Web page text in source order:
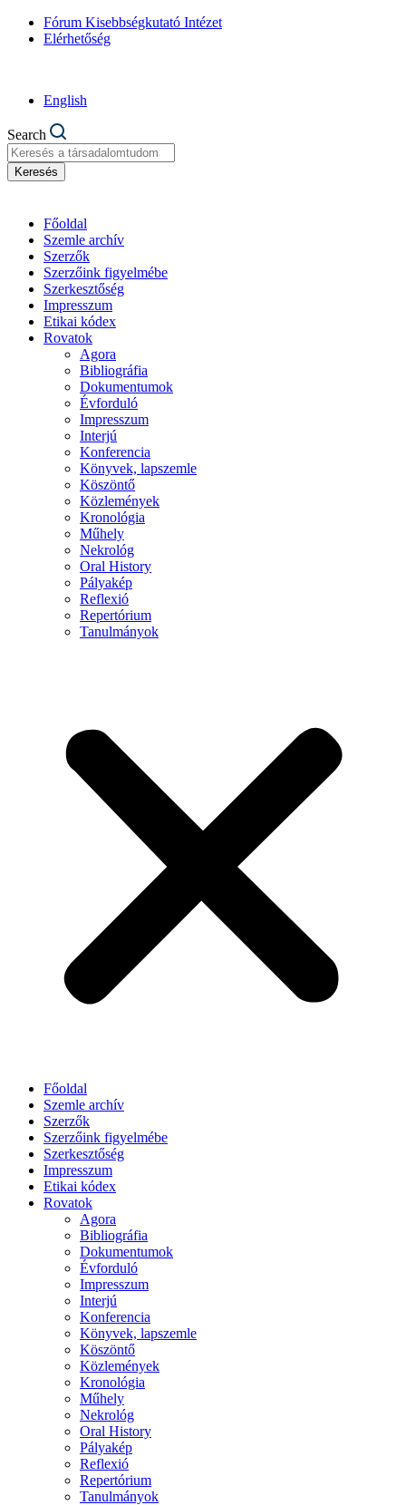
Fórum Kisebbségkutató Intézet
Elérhetőség
English
Search
Keresés
Főoldal
Szemle archív
Szerzők
Szerzőink figyelmébe
Szerkesztőség
Impresszum
Etikai kódex
Rovatok
Agora
Bibliográfia
Dokumentumok
Évforduló
Impresszum
Interjú
Konferencia
Könyvek, lapszemle
Köszöntő
Közlemények
Kronológia
Műhely
Nekrológ
Oral History
Pályakép
Reflexió
Repertórium
Tanulmányok
Főoldal
Szemle archív
Szerzők
Szerzőink figyelmébe
Szerkesztőség
Impresszum
Etikai kódex
Rovatok
Agora
Bibliográfia
Dokumentumok
Évforduló
Impresszum
Interjú
Konferencia
Könyvek, lapszemle
Köszöntő
Közlemények
Kronológia
Műhely
Nekrológ
Oral History
Pályakép
Reflexió
Repertórium
Tanulmányok